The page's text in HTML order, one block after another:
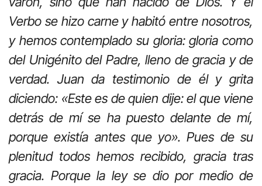
Verbo se hizo carne y habitó entre nosotros,
y hemos contemplado su gloria: gloria como
del Unigénito del Padre, lleno de gracia y de
verdad. Juan da testimonio de él y grita
diciendo: «Este es de quien dije: el que viene
detrás de mí se ha puesto delante de mí,
porque existía antes que yo». Pues de su
plenitud todos hemos recibido, gracia tras
gracia. Porque la ley se dio por medio de